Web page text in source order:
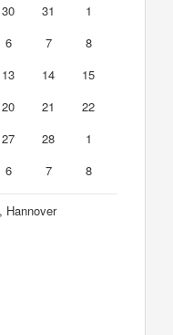
30 31
1
6 7
8
13 14
15
20 21
22
27 28
1
6 7 8
Hannover